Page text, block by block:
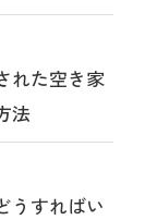
れた空き家
法
うすればい